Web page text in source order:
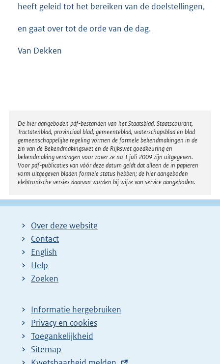
heeft geleid tot het bereiken van de doelstellingen,
en gaat over tot de orde van de dag.
Van Dekken
Disclaimer
De hier aangeboden pdf-bestanden van het Staatsblad, Staatscourant,
Tractatenblad, provinciaal blad, gemeenteblad, waterschapsblad en blad
gemeenschappelijke regeling vormen de formele bekendmakingen in de
zin van de Bekendmakingswet en de Rijkswet goedkeuring en
bekendmaking verdragen voor zover ze na 1 juli 2009 zijn uitgegeven.
Voor pdf-publicaties van vóór deze datum geldt dat alleen de in papieren
vorm uitgegeven bladen formele status hebben; de hier aangeboden
elektronische versies daarvan worden bij wijze van service aangeboden.
Over deze website
Contact
English
Help
Zoeken
Informatie hergebruiken
Privacy en cookies
Toegankelijkheid
Sitemap